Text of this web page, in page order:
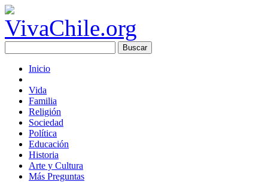
Inicio
Vida
Familia
Religión
Sociedad
Política
Educación
Historia
Arte y Cultura
Más Preguntas